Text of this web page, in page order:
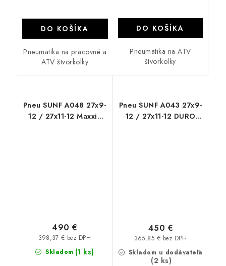
DO KOŠÍKA
Pneumatika na pracovné a
ATV štvorkolky
DO KOŠÍKA
Pneumatika na ATV
štvorkolky
Pneu SUNF A048 27x9-
12 / 27x11-12 Maxxis
Skladom (1 ks)
398,37 € bez DPH
490 €
Pneu SUNF A043 27x9-
12 / 27x11-12 DURO
Skladom u dodávateľa
(2 ks)
365,85 € bez DPH
450 €